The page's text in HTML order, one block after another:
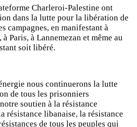
Charleroi-Palestine ont
dans la lutte pour la libération de
campagnes, en manifestant à
Paris, à Lannemezan et même au
soit libéré.
nous continuerons la lutte
de tous les prisonniers
soutien à la résistance
résistance libanaise, la résistance
de tous les peuples qui